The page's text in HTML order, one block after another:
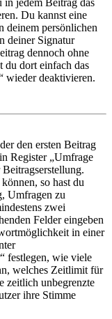
in jedem Beitrag das
Du kannst eine
deinem persönlichen
deiner Signatur
dennoch ohne
du dort einfach das
wieder deaktivieren.
den ersten Beitrag
Register „Umfrage
so hast du
Umfragen zu
zwei
Felder eingeben
in einer
festlegen, wie viele
welches Zeitlimit für
zeitlich unbegrenzte
ihre Stimme